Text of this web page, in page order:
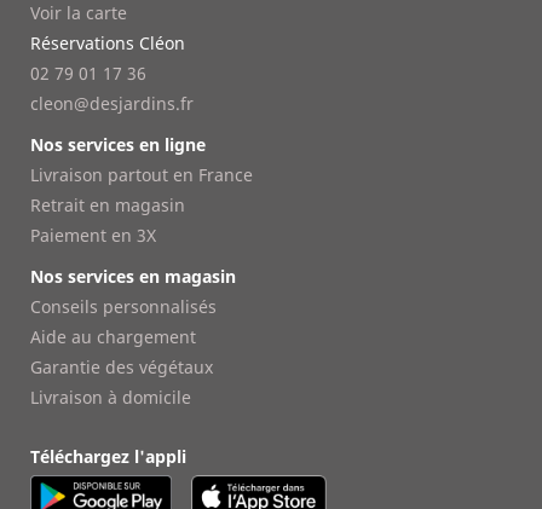
Voir la carte
Réservations Cléon
02 79 01 17 36
cleon@desjardins.fr
Nos services en ligne
Livraison partout en France
Retrait en magasin
Paiement en 3X
Nos services en magasin
Conseils personnalisés
Aide au chargement
Garantie des végétaux
Livraison à domicile
Téléchargez l'appli